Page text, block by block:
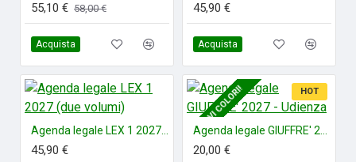
55,10 € 58,00 €
Acquista
45,90 €
Acquista
45,90 €
HOT
NUOVI COLORI!
20,00 €